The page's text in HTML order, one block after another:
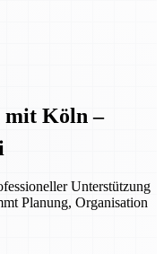
mit Köln –
Unterstützung
Planung, Organisation